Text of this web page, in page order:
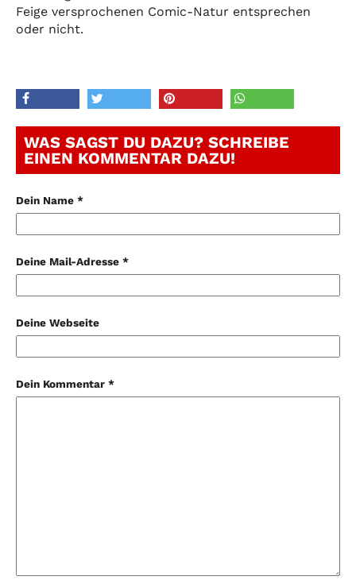
Feige versprochenen Comic-Natur entsprechen
oder nicht.
WAS SAGST DU DAZU? SCHREIBE
EINEN KOMMENTAR DAZU!
Dein Name *
Deine Mail-Adresse *
Deine Webseite
Dein Kommentar *